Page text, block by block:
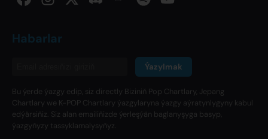
Habarlar
Ýazylmak
Bu ýerde ýazgy edip, siz directly Biziniň Pop Chartlary, Jepang
Chartlary we K-POP Chartlary ýazgylaryna ýazgy aýratynlygyny kabul
edýärsiňiz. Siz alan emailiňizde ýerleşýän baglanyşyga basyp,
ýazgyňyzy tassyklamalysyňyz.